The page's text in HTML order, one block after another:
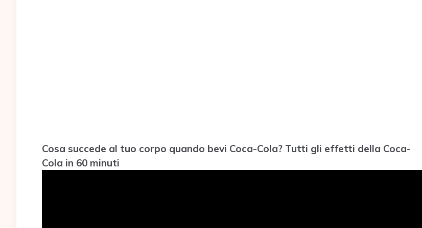
Cosa succede al tuo corpo quando bevi Coca-Cola? Tutti gli effetti della Coca-
Cola in 60 minuti